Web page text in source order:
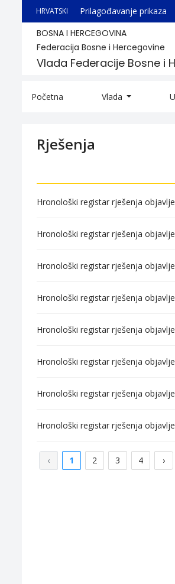
HRVATSKI Prilagođavanje prikaza
BOSNA I HERCEGOVINA
Federacija Bosne i Hercegovine
Vlada Federacije Bosne i
Početna Vlada
Rješenja
Hronološki registar rješenja
Hronološki registar rješenja
Hronološki registar rješenja
Hronološki registar rješenja
Hronološki registar rješenja
Hronološki registar rješenja
Hronološki registar rješenja
Hronološki registar rješenja
‹ 1 2 3 4 ›